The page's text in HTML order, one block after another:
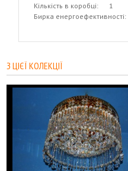
Кількість в коробці: 1
Бирка енергоефективності:
З ЦІЄЇ КОЛЕКЦІЇ